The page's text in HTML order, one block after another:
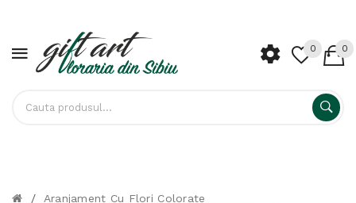
0 0
/ Aranjament Cu Flori Colorate